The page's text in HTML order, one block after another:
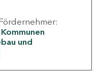
Kommunen
und